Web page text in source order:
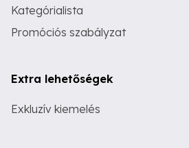
Kategórialista
Promóciós szabályzat
Extra lehetőségek
Exkluzív kiemelés